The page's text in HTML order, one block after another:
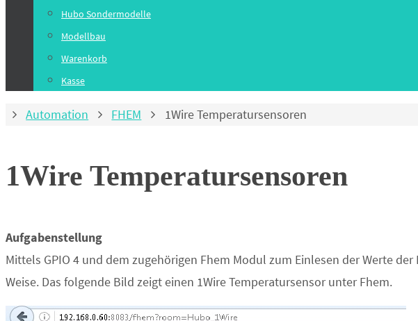
Hubo Sondermodelle
Modellbau
Warenkorb
Kasse
HomeAutomation FHEM 1Wire Temperatursensoren
1Wire Temperatursensoren
Aufgabenstellung
Mittels GPIO 4 und dem zugehörigen Fhem Modul zum Einlesen der Werte
Weise. Das folgende Bild zeigt einen 1Wire Temperatursensor unter Fhem.